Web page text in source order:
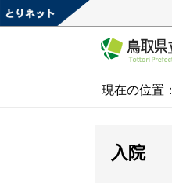
現在の位置：
入院